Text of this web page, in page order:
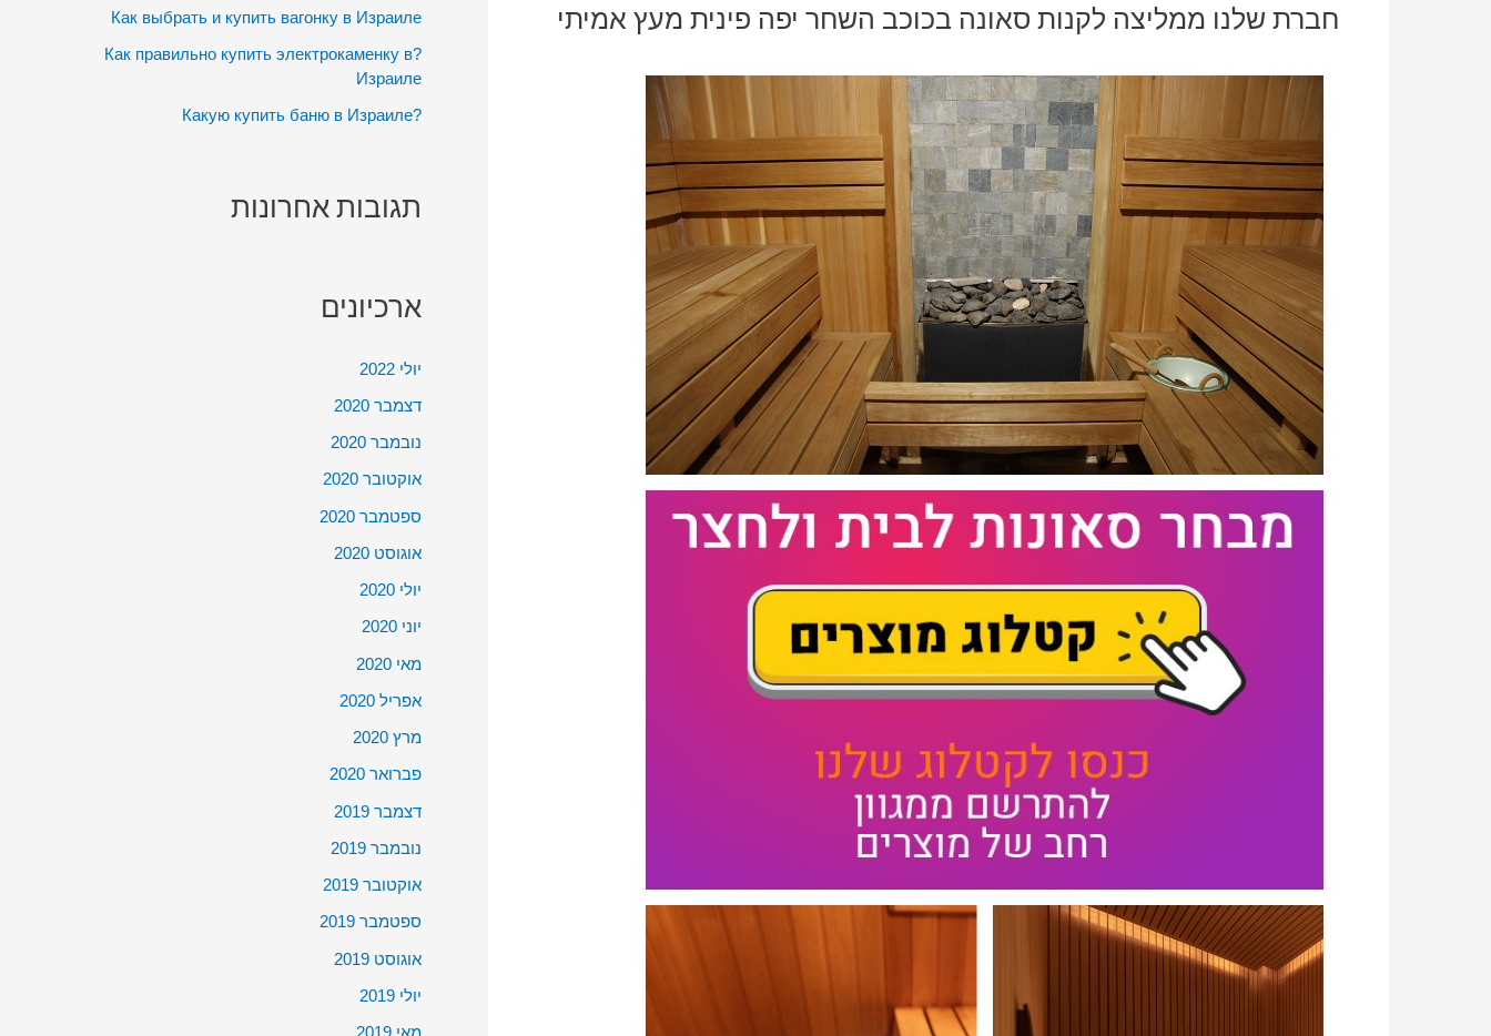
חברת שלנו ממליצה לקנות סאונה בכוכב השחר יפה פינית מעץ אמיתי
:
Как выбрать и купить вагонку в Израиле
?Как правильно купить электрокаменку в
Израиле
?Какую купить баню в Израиле
תגובות אחרונות
ארכיונים
יולי 2022
דצמבר 2020
נובמבר 2020
אוקטובר 2020
ספטמבר 2020
אוגוסט 2020
יולי 2020
יוני 2020
מאי 2020
אפריל 2020
מרץ 2020
פברואר 2020
דצמבר 2019
נובמבר 2019
אוקטובר 2019
ספטמבר 2019
אוגוסט 2019
יולי 2019
מאי 2019